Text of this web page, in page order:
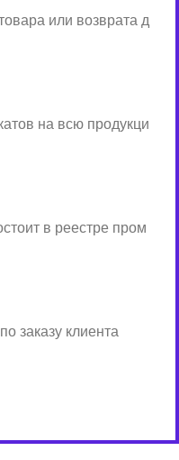
или возврата д
на всю продукци
в реестре пром
заказу клиента